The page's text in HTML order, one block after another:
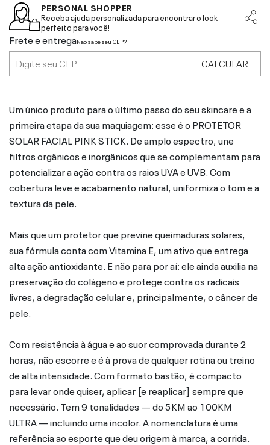
PERSONAL SHOPPER
Receba ajuda personalizada para encontrar o look
perfeito para você!
Frete e entregaNão sabe seu CEP?
CALCULAR
Um único produto para o último passo do seu skincare e a
primeira etapa da sua maquiagem: esse é o PROTETOR
SOLAR FACIAL PINK STICK. De amplo espectro, une
filtros orgânicos e inorgânicos que se complementam para
potencializar a ação contra os raios UVA e UVB. Com
cobertura leve e acabamento natural, uniformiza o tom e a
textura da pele.
Mais que um protetor que previne queimaduras solares,
sua fórmula conta com Vitamina E, um ativo que entrega
alta ação antioxidante. E não para por aí: ele ainda auxilia na
preservação do colágeno e protege contra os radicais
livres, a degradação celular e, principalmente, o câncer de
pele.
Com resistência à água e ao suor comprovada durante 2
horas, não escorre e é à prova de qualquer rotina ou treino
de alta intensidade. Com formato bastão, é compacto
para levar onde quiser, aplicar [e reaplicar] sempre que
necessário. Tem 9 tonalidades — do 5KM ao 100KM
ULTRA — incluindo uma incolor. A nomenclatura é uma
referência ao esporte que deu origem à marca, a corrida.